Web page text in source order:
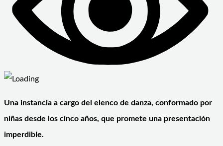
Una instancia a cargo del elenco de danza, conformado por
niñas desde los cinco años, que promete una presentación
imperdible.